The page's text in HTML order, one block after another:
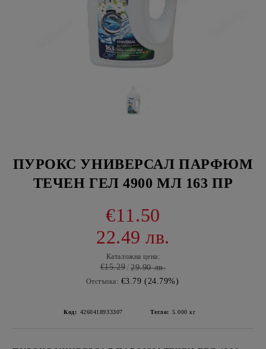
ПУРОКС УНИВЕРСАЛ ПАРФЮМ
ТЕЧЕН ГЕЛ 4900 МЛ 163 ПР
€11.50
22.49 лв.
Каталожна цена:
€15.29 29.90 лв.
Отстъпка: €3.79 (24.79%)
Код: 4260418933307 Тегло: 5.000 кг